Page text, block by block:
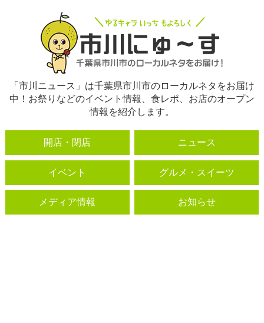
「市川ニュース」は千葉県市川市のローカルネタをお届け
中！お祭りなどのイベント情報、食レポ、お店のオープン
情報を紹介します。
開店・閉店 ニュース
イベント グルメ・スイーツ
メディア情報 お知らせ